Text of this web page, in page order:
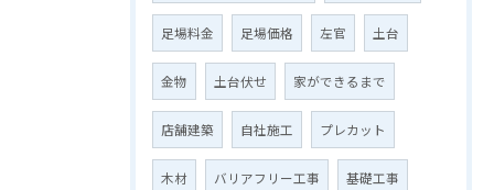
足場料金 足場価格 左官 土台
金物 土台伏せ 家ができるまで
店舗建築 自社施工 プレカット
木材 バリアフリー工事 基礎工事